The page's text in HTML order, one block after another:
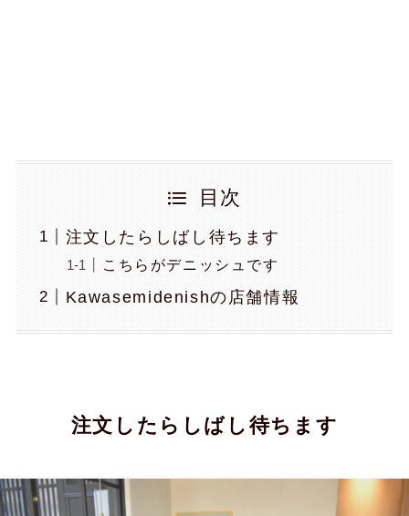
目次
注文したらしばし待ちます
こちらがデニッシュです
Kawasemidenishの店舗情報
注文したらしばし待ちます